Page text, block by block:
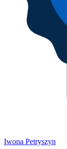
Iwona Petryszyn